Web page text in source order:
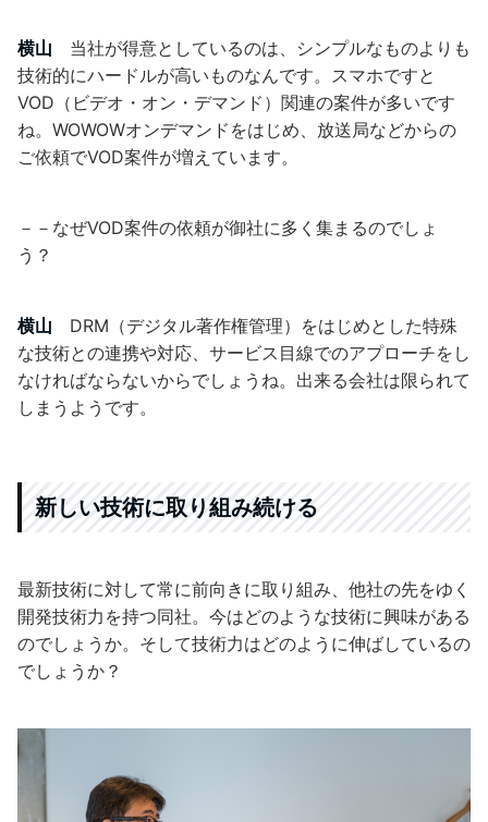
横山 当社が得意としているのは、シンプルなものよりも
技術的にハードルが高いものなんです。スマホですと
VOD（ビデオ・オン・デマンド）関連の案件が多いです
ね。WOWOWオンデマンドをはじめ、放送局などからの
ご依頼でVOD案件が増えています。
－－なぜVOD案件の依頼が御社に多く集まるのでしょ
う？
横山 DRM（デジタル著作権管理）をはじめとした特殊
な技術との連携や対応、サービス目線でのアプローチをし
なければならないからでしょうね。出来る会社は限られて
しまうようです。
新しい技術に取り組み続ける
最新技術に対して常に前向きに取り組み、他社の先をゆく
開発技術力を持つ同社。今はどのような技術に興味がある
のでしょうか。そして技術力はどのように伸ばしているの
でしょうか？